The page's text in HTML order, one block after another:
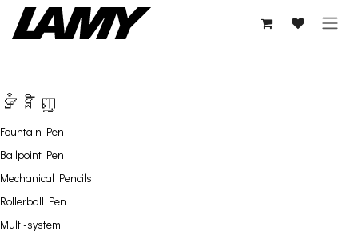
Skip to Content
ទំនិញ
Fountain Pen
Ballpoint Pen
Mechanical Pencils
Rollerball Pen
Multi-system